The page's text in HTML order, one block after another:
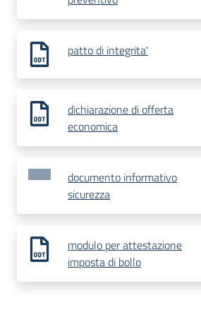
patto di integrita'
dichiarazione di offerta
economica
documento informativo
sicurezza
modulo per attestazione
imposta di bollo